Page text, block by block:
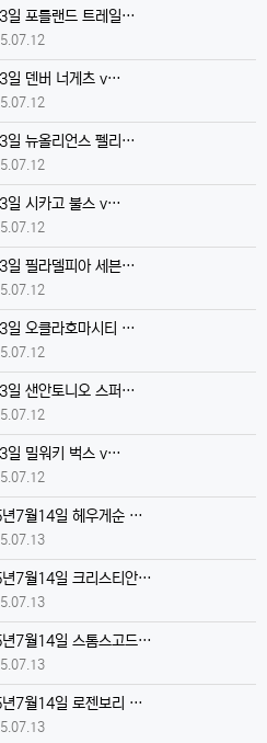
포틀랜드 트레일…
일 덴버 너게츠 v…
뉴올리언스 펠리…
일 시카고 불스 v…
필라델피아 세븐…
오클라호마시티 …
샌안토니오 스퍼…
일 밀워키 벅스 v…
7월14일 헤우게순 …
7월14일 크리스티안…
7월14일 스톰스고드…
7월14일 로젠보리 …